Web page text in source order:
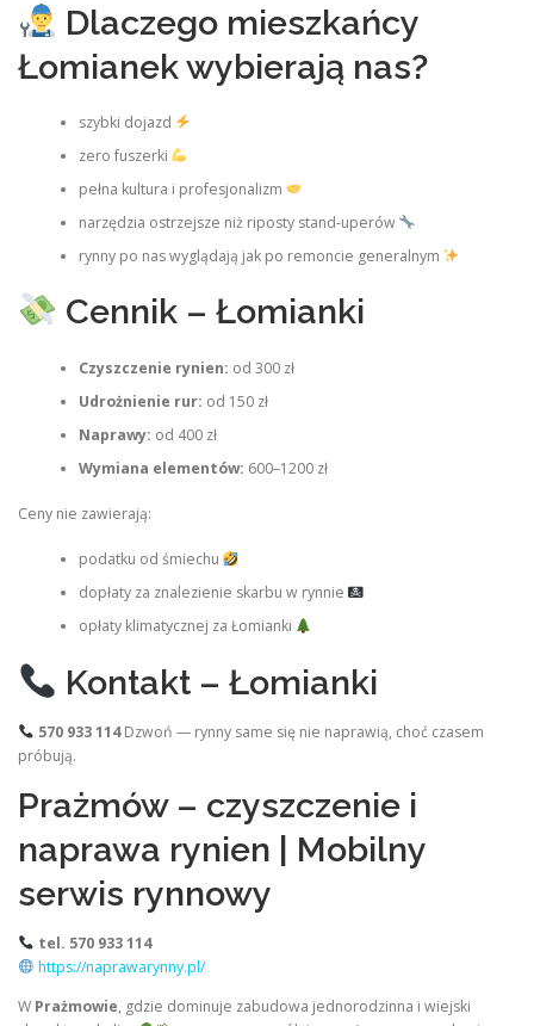
Dlaczego mieszkańcy
Łomianek wybierają nas?
szybki dojazd
zero fuszerki
pełna kultura i profesjonalizm
narzędzia ostrzejsze niż riposty stand‑uperów
rynny po nas wyglądają jak po remoncie generalnym
Cennik – Łomianki
Czyszczenie rynien: od 300 zł
Udrożnienie rur: od 150 zł
Naprawy: od 400 zł
Wymiana elementów: 600–1200 zł
Ceny nie zawierają:
podatku od śmiechu
dopłaty za znalezienie skarbu w rynnie
opłaty klimatycznej za Łomianki
Kontakt – Łomianki
570 933 114Dzwoń — rynny same się nie naprawią, choć czasem
próbują.
Prażmów – czyszczenie i
naprawa rynien | Mobilny
serwis rynnowy
tel. 570 933 114
https://naprawarynny.pl/
W Prażmowie, gdzie dominuje zabudowa jednorodzinna i wiejski